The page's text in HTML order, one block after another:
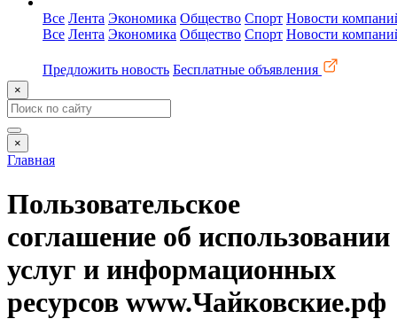
Все Лента Экономика Общество Спорт Новости
Все Лента Экономика Общество Спорт Новости
Предложить новость Бесплатные объявления
×
×
Главная
Пользовательское
соглашение об использовании
услуг и информационных
ресурсов www.Чайковские.рф